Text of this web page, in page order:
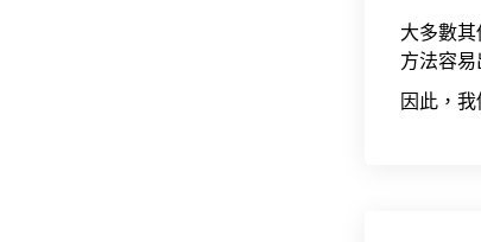
大多數
方法容易
因此，